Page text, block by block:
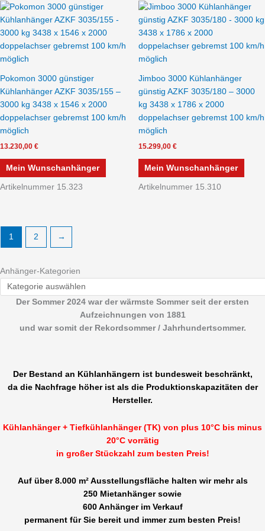
Pokomon 3000 günstiger
Kühlanhänger AZKF 3035/155 –
3000 kg 3438 x 1546 x 2000
doppelachser gebremst 100 km/h
möglich
13.230,00 €
Mein Wunschanhänger
Artikelnummer 15.323
Jimboo 3000 Kühlanhänger
günstig AZKF 3035/180 – 3000
kg 3438 x 1786 x 2000
doppelachser gebremst 100 km/h
möglich
15.299,00 €
Mein Wunschanhänger
Artikelnummer 15.310
1 2 →
Anhänger-Kategorien
Der Sommer 2024 war der wärmste Sommer seit der ersten
Aufzeichnungen von 1881
und war somit der Rekordsommer / Jahrhundertsommer.
Der Bestand an Kühlanhängern ist bundesweit beschränkt,
da die Nachfrage höher ist als die Produktionskapazitäten der
Hersteller.
Kühlanhänger + Tiefkühlanhänger (TK) von plus 10°C bis minus
20°C vorrätig
in großer Stückzahl zum besten Preis!
Auf über 8.000 m² Ausstellungsfläche halten wir mehr als
250 Mietanhänger sowie
600 Anhänger im Verkauf
permanent für Sie bereit und immer zum besten Preis!